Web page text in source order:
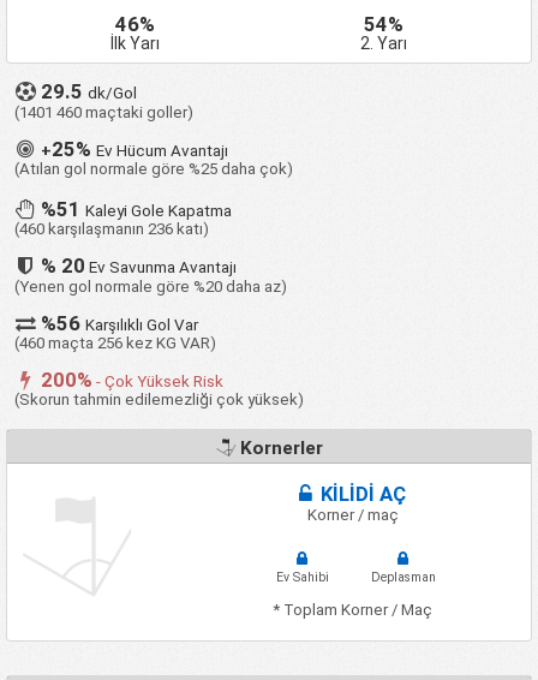
46%
İlk Yarı
54%
2. Yarı
29.5dk/Gol
(1401 460 maçtaki goller)
+25% Ev Hücum Avantajı
(Atılan gol normale göre %25 daha çok)
%51Kaleyi Gole Kapatma
(460 karşılaşmanın 236 katı)
% 20 Ev Savunma Avantajı
(Yenen gol normale göre %20 daha az)
%56Karşılıklı Gol Var
(460 maçta 256 kez KG VAR)
200% - Çok Yüksek Risk
(Skorun tahmin edilemezliği çok yüksek)
Kornerler
KİLİDİ AÇ
Korner / maç
Ev Sahibi Deplasman
* Toplam Korner / Maç